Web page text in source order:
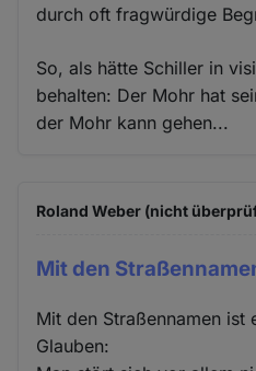
durch oft fragwürdige
So, als hätte Schiller in
behalten: Der Mohr hat
der Mohr kann gehen...
Roland Weber (nicht
Mit den
Mit den Straßennamen ist
Glauben: